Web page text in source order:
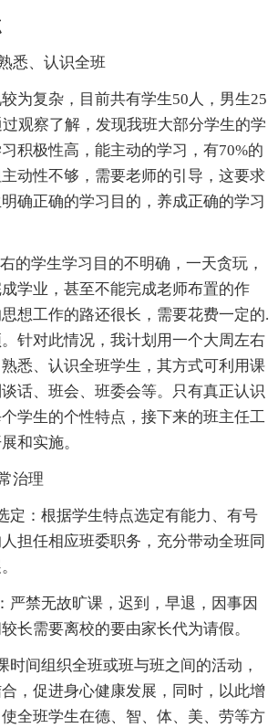
悉、认识全班
为复杂，目前共有学生50人，男生25
观察了解，发现我班大部分学生的学
积极性高，能主动的学习，有70%的
动性不够，需要老师的引导，这要求
确正确的学习目的，养成正确的学习
的学生学习目的不明确，一天贪玩，
学业，甚至不能完成老师布置的作
想工作的路还很长，需要花费一定的.
针对此情况，我计划用一个大周左右
悉、认识全班学生，其方式可利用课
话、班会、班委会等。只有真正认识
学生的个性特点，接下来的班主任工
和实施。
治理
定：根据学生特点选定有能力、有号
担任相应班委职务，充分带动全班同
严禁无故旷课，迟到，早退，因事因
长需要离校的要由家长代为请假。
时间组织全班或班与班之间的活动，
，促进身心健康发展，同时，以此增
全班学生在德、智、体、美、劳等方